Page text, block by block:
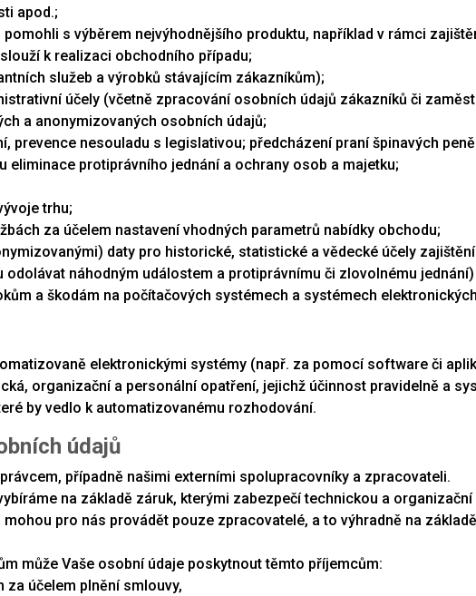
apod.;
s výběrem nejvýhodnějšího produktu, například v rámci
k realizaci obchodního případu;
služeb a výrobků stávajícím zákazníkům);
účely (včetně zpracování osobních údajů zákazníků či
a anonymizovaných osobních údajů;
prevence nesouladu s legislativou; předcházení praní špinavých
eliminace protiprávního jednání a ochrany osob a majetku;
trhu;
za účelem nastavení vhodných parametrů nabídky obchodu;
daty pro historické, statistické a vědecké účely
náhodným událostem a protiprávnímu či zlovolnému
a škodám na počítačových systémech a systémech
elektronickými systémy (např. za pomocí software či
organizační a personální opatření, jejichž účinnost pravidelně a
by vedlo k automatizovanému rozhodování.
údajů
případně našimi externími spolupracovníky a zpracovateli.
na základě záruk, kterými zabezpečí technickou a
pro nás provádět pouze zpracovatelé, a to výhradně na
může Vaše osobní údaje poskytnout těmto příjemcům:
účelem plnění smlouvy,